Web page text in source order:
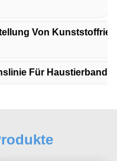
Von
Für Haustierband